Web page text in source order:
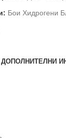
Бои Хидрогени
ДОПОЛНИТЕЛНИ